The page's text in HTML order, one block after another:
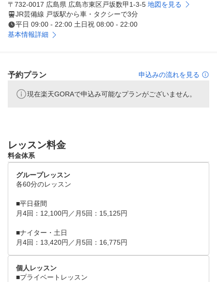
〒732-0017 広島県 広島市東区戸坂数甲1-3-5 地図を見る
JR芸備線 戸坂駅から車・タクシーで3分
平日 09:00 - 22:00 土日祝 08:00 - 22:00
基本情報詳細
予約プラン 申込みの流れを見る
現在楽天GORAで申込み可能なプランがございません。
レッスン料金
料金体系
グループレッスン
各60分のレッスン
■平日昼間
月4回：12,100円／月5回：15,125円
■ナイター・土日
月4回：13,420円／月5回：16,775円
個人レッスン
■プライベートレッスン